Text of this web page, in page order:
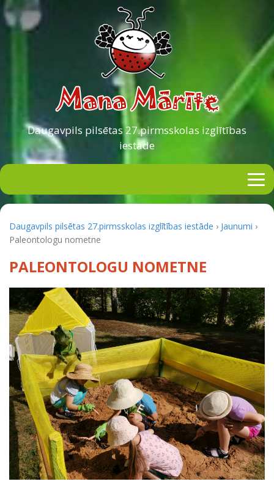
Daugavpils pilsētas27.pirmsskolas izglītības
iestāde
Daugavpils pilsētas 27.pirmsskolas izglītības iestāde › Jaunumi ›
Paleontologu nometne
PALEONTOLOGU NOMETNE